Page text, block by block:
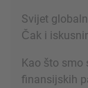
Svijet
Čak i
Kao što smo
finansijskih